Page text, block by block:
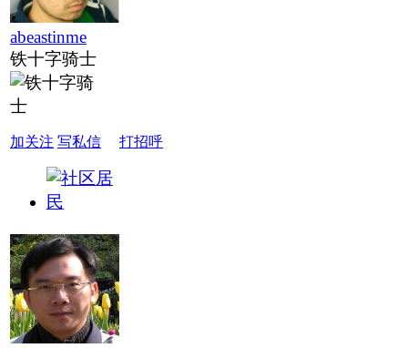
abeastinme
铁十字骑士
加关注 写私信 打招呼